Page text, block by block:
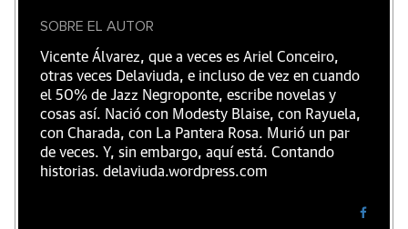
SOBRE EL AUTOR
Vicente Álvarez, que a veces es Ariel Conceiro,
otras veces Delaviuda, e incluso de vez en cuando
el 50% de Jazz Negroponte, escribe novelas y
cosas así. Nació con Modesty Blaise, con Rayuela,
con Charada, con La Pantera Rosa. Murió un par
de veces. Y, sin embargo, aquí está. Contando
historias. delaviuda.wordpress.com